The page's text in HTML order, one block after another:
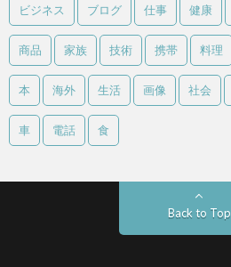
ビジネス ブログ 仕事 健康
商品 家族 技術 携帯 料理
本 海外 生活 画像 社会
車 電話 食
Back to Top